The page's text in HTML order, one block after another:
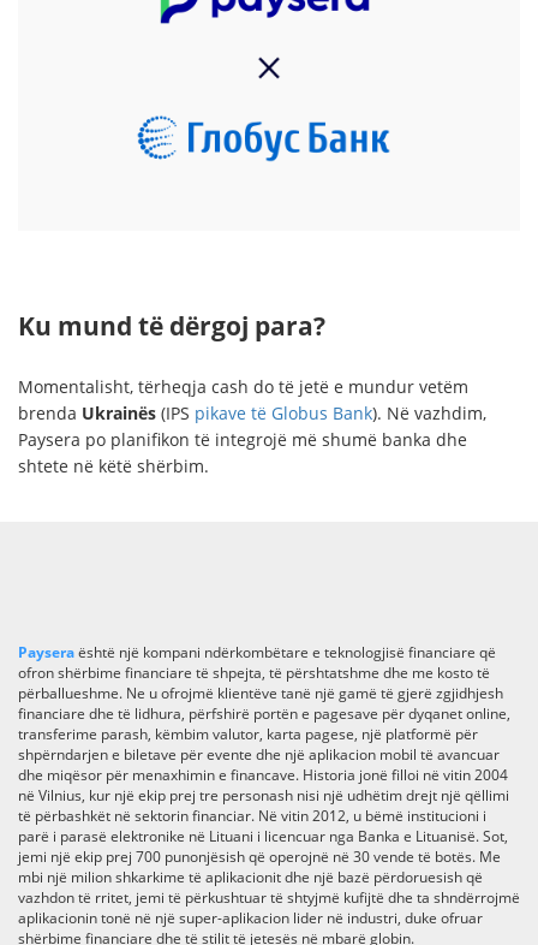
Ku mund të dërgoj para?
Momentalisht, tërheqja cash do të jetë e mundur vetëm
brenda Ukrainës (IPS pikave të Globus Bank). Në vazhdim,
Paysera po planifikon të integrojë më shumë banka dhe
shtete në këtë shërbim.
Payseraështë një kompani ndërkombëtare e teknologjisë financiare që
ofron shërbime financiare të shpejta, të përshtatshme dhe me kosto të
përballueshme. Ne u ofrojmë klientëve tanë një gamë të gjerë zgjidhjesh
financiare dhe të lidhura, përfshirë portën e pagesave për dyqanet online,
transferime parash, këmbim valutor, karta pagese, një platformë për
shpërndarjen e biletave për evente dhe një aplikacion mobil të avancuar
dhe miqësor për menaxhimin e financave. Historia jonë filloi në vitin 2004
në Vilnius, kur një ekip prej tre personash nisi një udhëtim drejt një qëllimi
të përbashkët në sektorin financiar. Në vitin 2012, u bëmë institucioni i
parë i parasë elektronike në Lituani i licencuar nga Banka e Lituanisë. Sot,
jemi një ekip prej 700 punonjësish që operojnë në 30 vende të botës. Me
mbi një milion shkarkime të aplikacionit dhe një bazë përdoruesish që
vazhdon të rritet, jemi të përkushtuar të shtyjmë kufijtë dhe ta shndërrojmë
aplikacionin tonë në një super-aplikacion lider në industri, duke ofruar
shërbime financiare dhe të stilit të jetesës në mbarë globin.